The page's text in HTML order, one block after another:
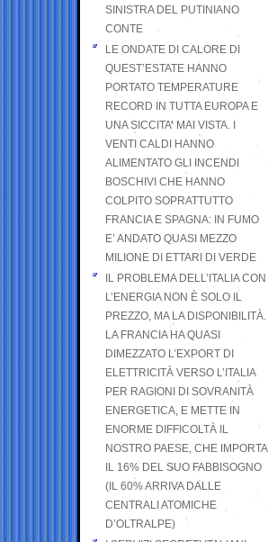
SINISTRA DEL PUTINIANO
CONTE
LE ONDATE DI CALORE DI
QUEST’ESTATE HANNO
PORTATO TEMPERATURE
RECORD IN TUTTA EUROPA E
UNA SICCITA’ MAI VISTA. I
VENTI CALDI HANNO
ALIMENTATO GLI INCENDI
BOSCHIVI CHE HANNO
COLPITO SOPRATTUTTO
FRANCIA E SPAGNA: IN FUMO
E’ ANDATO QUASI MEZZO
MILIONE DI ETTARI DI VERDE
IL PROBLEMA DELL’ITALIA CON
L’ENERGIA NON È SOLO IL
PREZZO, MA LA DISPONIBILITÀ.
LA FRANCIA HA QUASI
DIMEZZATO L’EXPORT DI
ELETTRICITÀ VERSO L’ITALIA
PER RAGIONI DI SOVRANITÀ
ENERGETICA, E METTE IN
ENORME DIFFICOLTÀ IL
NOSTRO PAESE, CHE IMPORTA
IL 16% DEL SUO FABBISOGNO
(IL 60% ARRIVA DALLE
CENTRALI ATOMICHE
D’OLTRALPE)